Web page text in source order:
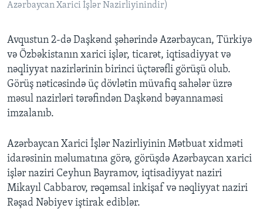
Azərbaycan Xarici İşlər Nazirliyinindir)
Avqustun 2-də Daşkənd şəhərində Azərbaycan, Türkiyə
və Özbəkistanın xarici işlər, ticarət, iqtisadiyyat və
nəqliyyat nazirlərinin birinci üçtərəfli görüşü olub.
Görüş nəticəsində üç dövlətin müvafiq sahələr üzrə
məsul nazirləri tərəfindən Daşkənd bəyannaməsi
imzalanıb.
Azərbaycan Xarici İşlər Nazirliyinin Mətbuat xidməti
idarəsinin məlumatına görə, görüşdə Azərbaycan xarici
işlər naziri Ceyhun Bayramov, iqtisadiyyat naziri
Mikayıl Cabbarov, rəqəmsal inkişaf və nəqliyyat naziri
Rəşad Nəbiyev iştirak ediblər.